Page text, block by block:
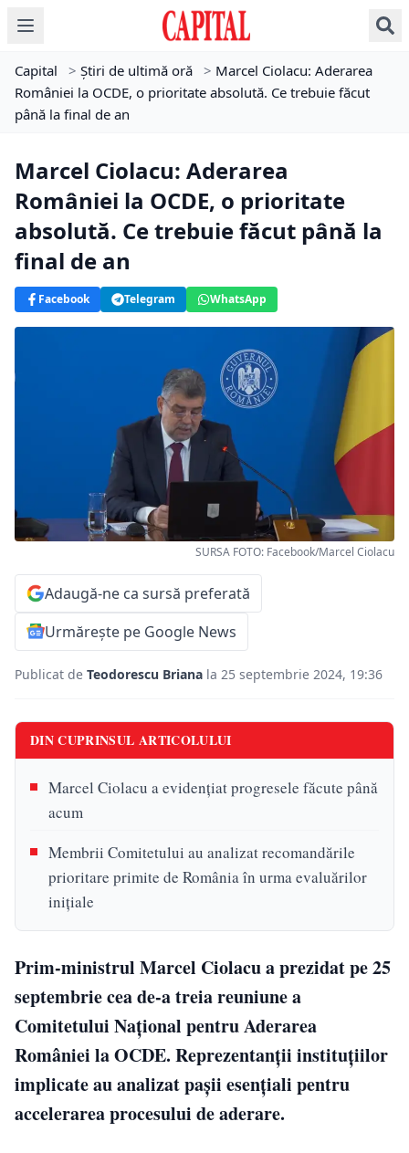
Capital > Știri de ultimă oră > Marcel Ciolacu: Aderarea
României la OCDE, o prioritate absolută. Ce trebuie făcut
până la final de an
Marcel Ciolacu: Aderarea
României la OCDE, o prioritate
absolută. Ce trebuie făcut până la
final de an
Facebook Telegram WhatsApp
SURSA FOTO: Facebook/Marcel Ciolacu
Adaugă-ne ca sursă preferată
Urmărește pe Google News
Publicat de Teodorescu Briana la 25 septembrie 2024, 19:36
DIN CUPRINSUL ARTICOLULUI
Marcel Ciolacu a evidențiat progresele făcute până
acum
Membrii Comitetului au analizat recomandările
prioritare primite de România în urma evaluărilor
inițiale
Prim-ministrul Marcel Ciolacu a prezidat pe 25
septembrie cea de-a treia reuniune a
Comitetului Național pentru Aderarea
României la OCDE. Reprezentanții instituțiilor
implicate au analizat pașii esențiali pentru
accelerarea procesului de aderare.